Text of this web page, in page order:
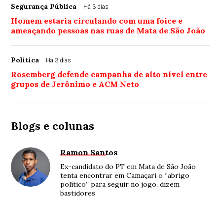
Segurança Pública Há 3 dias
Homem estaria circulando com uma foice e
ameaçando pessoas nas ruas de Mata de São João
Política Há 3 dias
Rosemberg defende campanha de alto nível entre
grupos de Jerônimo e ACM Neto
Blogs e colunas
Ramon Santos
Ex-candidato do PT em Mata de São João
tenta encontrar em Camaçari o “abrigo
político” para seguir no jogo, dizem
bastidores